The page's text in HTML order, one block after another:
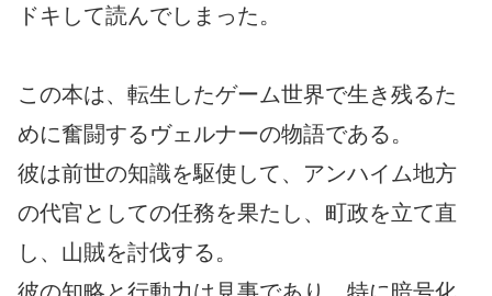
ドキして読んでしまった。
この本は、転生したゲーム世界で生き残るた
めに奮闘するヴェルナーの物語である。
彼は前世の知識を駆使して、アンハイム地方
の代官としての任務を果たし、町政を立て直
し、山賊を討伐する。